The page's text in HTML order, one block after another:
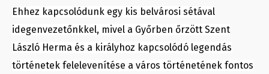
Ehhez kapcsolódunk egy kis belvárosi sétával
idegenvezetőnkkel, mivel a Győrben őrzött Szent
László Herma és a királyhoz kapcsolódó legendás
történetek felelevenítése a város történetének fontos